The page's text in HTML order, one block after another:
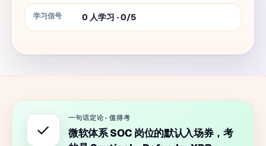
学习信号 0 人学习 · 0/5
✓
一句话定论 · 值得考
微软体系 SOC 岗位的默认入场券，考